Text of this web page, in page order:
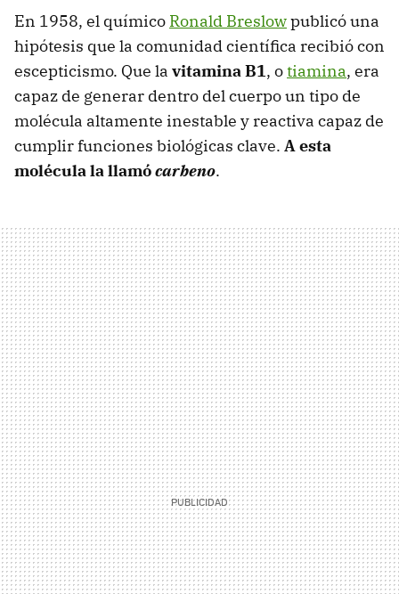
En 1958, el químico Ronald Breslowpublicó una
hipótesis que la comunidad científica recibió con
escepticismo. Que la vitamina B1, otiamina, era
capaz de generar dentro del cuerpo un tipo de
molécula altamente inestable y reactiva capaz de
cumplir funciones biológicas clave. A esta
molécula la llamócarbeno.